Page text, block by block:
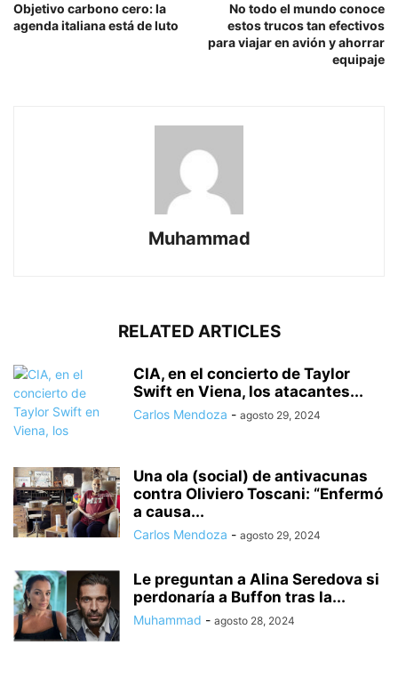
Objetivo carbono cero: la
agenda italiana está de luto
No todo el mundo conoce
estos trucos tan efectivos
para viajar en avión y ahorrar
equipaje
Muhammad
RELATED ARTICLES
CIA, en el concierto de Taylor
Swift en Viena, los atacantes...
Carlos Mendoza - agosto 29, 2024
Una ola (social) de antivacunas
contra Oliviero Toscani: “Enfermó
a causa...
Carlos Mendoza - agosto 29, 2024
Le preguntan a Alina Seredova si
perdonaría a Buffon tras la...
Muhammad - agosto 28, 2024